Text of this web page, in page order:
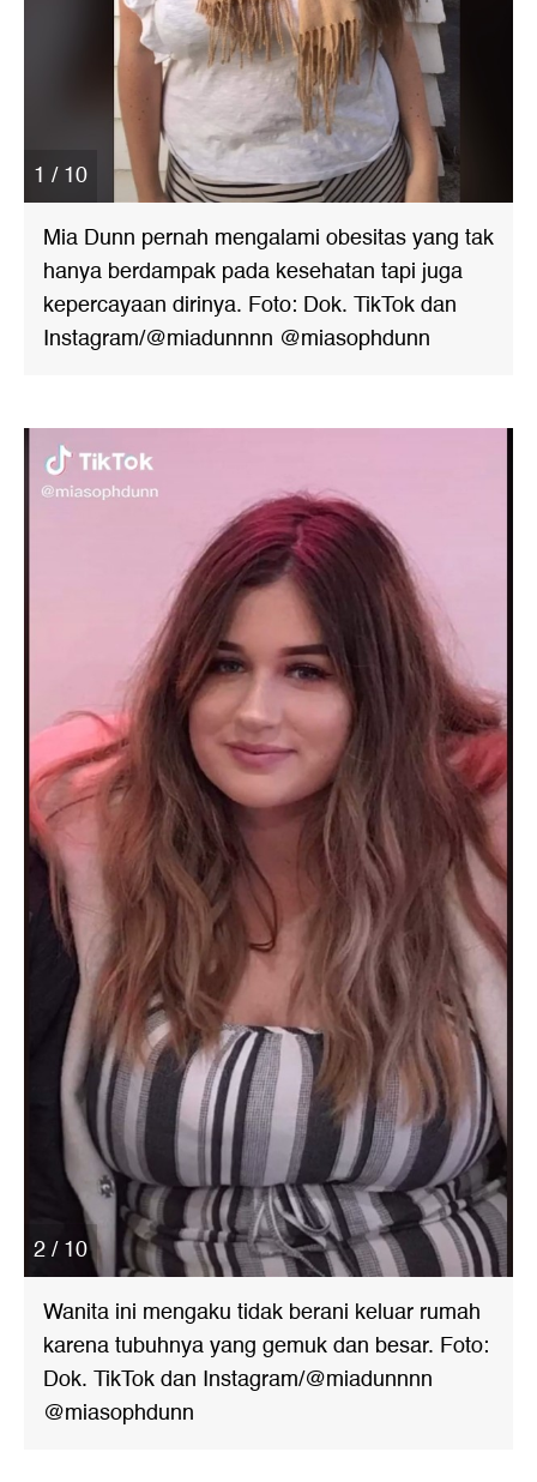
1 / 10
Mia Dunn pernah mengalami obesitas yang tak
hanya berdampak pada kesehatan tapi juga
kepercayaan dirinya. Foto: Dok. TikTok dan
Instagram/@miadunnnn @miasophdunn
2 / 10
Wanita ini mengaku tidak berani keluar rumah
karena tubuhnya yang gemuk dan besar. Foto:
Dok. TikTok dan Instagram/@miadunnnn
@miasophdunn